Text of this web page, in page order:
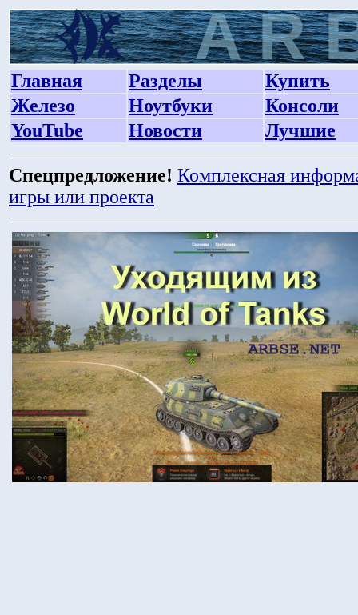
Главная Разделы
Купить
Железо
Ноутбуки
Консоли
YouTube
Новости Лучшие
Спецпредложение! Комплексная
игры или проекта